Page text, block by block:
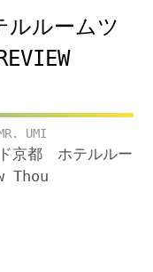
ルームツ
UMI
京都 ホテルルー
Thou